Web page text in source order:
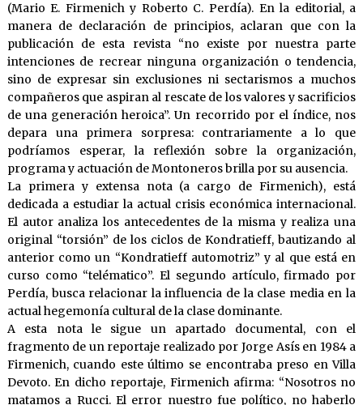
(Mario E. Firmenich y Roberto C. Perdía). En la editorial, a
manera de declaración de principios, aclaran que con la
publicación de esta revista “no existe por nuestra parte
intenciones de recrear ninguna organización o tendencia,
sino de expresar sin exclusiones ni sectarismos a muchos
compañeros que aspiran al rescate de los valores y sacrificios
de una generación heroica”. Un recorrido por el índice, nos
depara una primera sorpresa: contrariamente a lo que
podríamos esperar, la reflexión sobre la organización,
programa y actuación de Montoneros brilla por su ausencia.
La primera y extensa nota (a cargo de Firmenich), está
dedicada a estudiar la actual crisis económica internacional.
El autor analiza los antecedentes de la misma y realiza una
original “torsión” de los ciclos de Kondratieff, bautizando al
anterior como un “Kondratieff automotriz” y al que está en
curso como “telématico”. El segundo artículo, firmado por
Perdía, busca relacionar la influencia de la clase media en la
actual hegemonía cultural de la clase dominante.
A esta nota le sigue un apartado documental, con el
fragmento de un reportaje realizado por Jorge Asís en 1984 a
Firmenich, cuando este último se encontraba preso en Villa
Devoto. En dicho reportaje, Firmenich afirma: “Nosotros no
matamos a Rucci. El error nuestro fue político, no haberlo